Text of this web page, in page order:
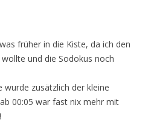
früher in die Kiste, da ich den
und die Sodokus noch
wurde zusätzlich der kleine
00:05 war fast nix mehr mit